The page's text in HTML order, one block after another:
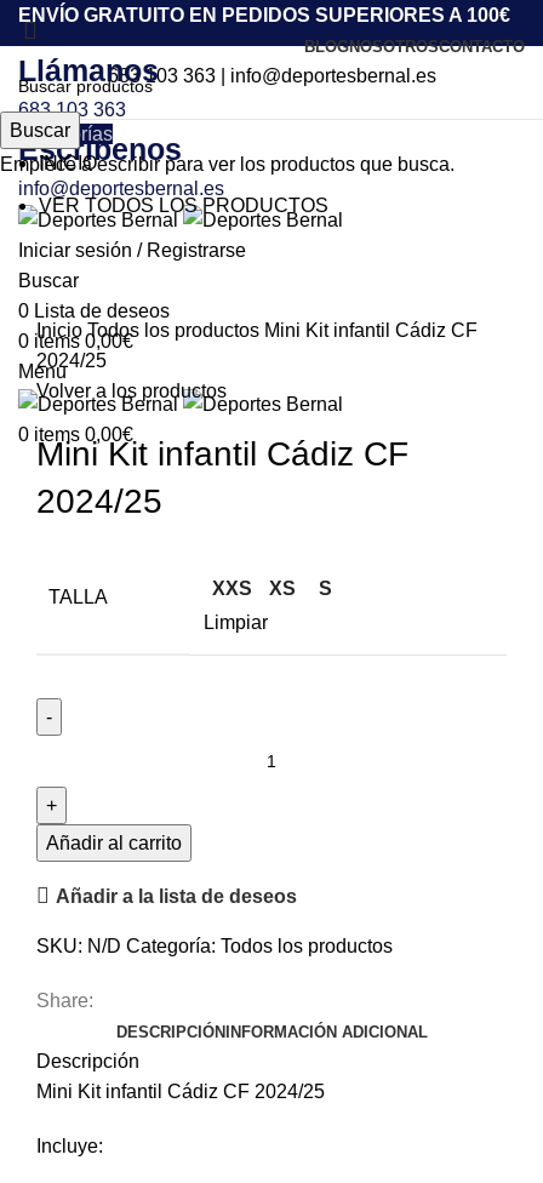
ENVÍO GRATUITO EN PEDIDOS SUPERIORES A 100€
BLOGNOSOTROSCONTACTO
683 103 363| info@deportesbernal.es
Llámanos
683 103 363
Escríbenos
info@deportesbernal.es
Iniciar sesión / Registrarse
Buscar
0 Lista de deseos
0 items 0,00€
Menu
0 items 0,00€
Categorías
INICIO
VER TODOS LOS PRODUCTOS
Agotado
Click to enlarge
InicioTodos los productos Mini Kit infantil Cádiz CF
2024/25
Volver a los productos
Mini Kit infantil Cádiz CF
2024/25
TALLA XXS XS
S
Limpiar
Añadir al carrito
Añadir a la lista de deseos
SKU: N/D Categoría: Todos los productos
Share:
DESCRIPCIÓN INFORMACIÓN ADICIONAL
Descripción
Mini Kit infantil Cádiz CF 2024/25
Incluye:
Buscar
Empiece a escribir para ver los productos que busca.